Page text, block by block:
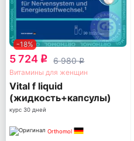
-18%
5 724 q 6 980q
Витамины для женщин
Vital f liquid
(жидкость+капсулы)
курс 30 дней
Orthomol